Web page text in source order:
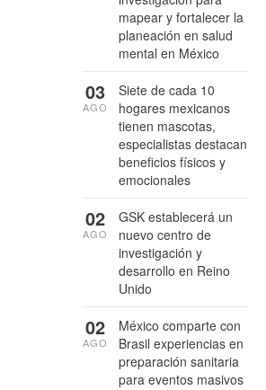
mapear y fortalecer la
planeación en salud
mental en México
Siete de cada 10
hogares mexicanos
tienen mascotas,
especialistas destacan
beneficios físicos y
emocionales
03
AGO
GSK establecerá un
nuevo centro de
investigación y
desarrollo en Reino
Unido
02
AGO
México comparte con
Brasil experiencias en
preparación sanitaria
para eventos masivos
02
AGO